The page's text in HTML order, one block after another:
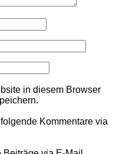
in diesem Browser
Kommentare via